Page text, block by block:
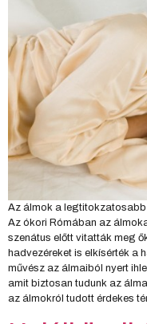
Az álmok a legtitokzatosabb
Az ókori Rómában az
szenátus előtt vitatták meg
hadvezéreket is elkísérték a
művész az álmaiból nyert
amit biztosan tudunk az
az álmokról tudott érdekes